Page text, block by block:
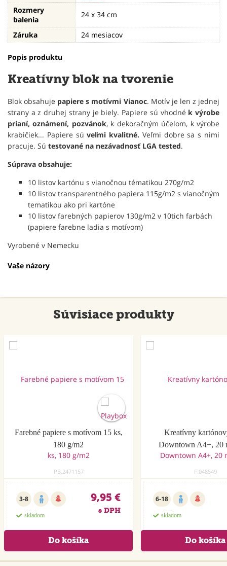
Rozmery
balenia
24 x 34 cm
Záruka 24 mesiacov
Popis produktu
Kreatívny blok na tvorenie
Blok obsahuje papiere s motívmi Vianoc. Motív je len z jednej
strany a z druhej strany je biely. Papiere sú vhodné k výrobe
prianí, oznámení, pozvánok, k dekoračným účelom, k výrobe
krabičiek... Papiere súveľmi kvalitné. Veľmi dobre sa s nimi
pracuje. Sú testované na nezávadnosť LGA tested.
Súprava obsahuje:
10 listov kartónu s vianočnou tématikou 270g/m2
10 listov transparentného papiera 115g/m2 s vianočným
tematikou ako pri kartóne
10 listov farebných papierov 130g/m2 v 10tich farbách
(papiere farebne ladia s motívom)
Vyrobené v Nemecku
Vaše názory
Súvisiace produkty
Farebné papiere s motívom 15 ks,
180 g/m2
PB.2471157
3-8
skladom
9,95 €
s DPH
Kreatívny
Downtown A4+, 20
F.048549
6-18
skladom